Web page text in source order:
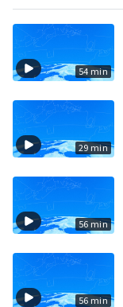
54 min
29 min
56 min
56 min